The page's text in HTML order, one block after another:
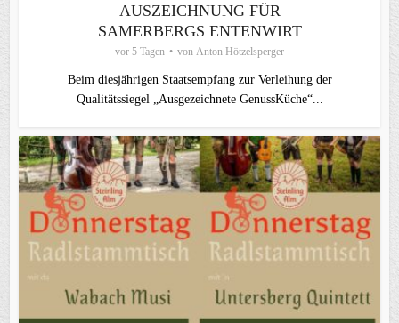
AUSZEICHNUNG FÜR
SAMERBERGS ENTENWIRT
vor 5 Tagen von Anton Hötzelsperger
Beim diesjährigen Staatsempfang zur Verleihung der
Qualitätssiegel „Ausgezeichnete GenussKüche“...